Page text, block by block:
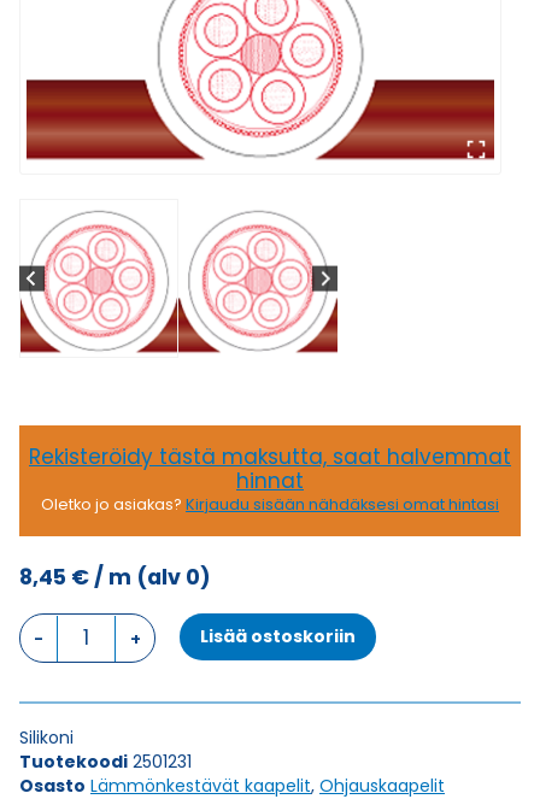
Rekisteröidy tästä maksutta, saat halvemmat
hinnat
Oletko jo asiakas? Kirjaudu sisään nähdäksesi omat hintasi
8,45 €/ m (alv 0)
Ohjauskaapeli
SIHF+C
määrä
Lisää ostoskoriin
Silikoni
Tuotekoodi 2501231
Osasto Lämmönkestävät kaapelit, Ohjauskaapelit